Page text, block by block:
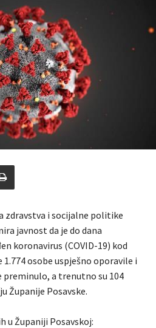
zdravstva i socijalne politike
javnost da je do dana
koronavirus (COVID-19) kod
1.774 osobe uspješno oporavile i
preminulo, a trenutno su 104
Županije Posavske.
u Županiji Posavskoj: